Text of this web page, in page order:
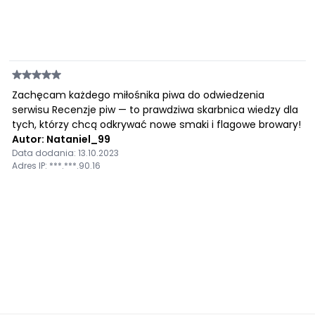
Zachęcam każdego miłośnika piwa do odwiedzenia
serwisu Recenzje piw — to prawdziwa skarbnica wiedzy dla
tych, którzy chcą odkrywać nowe smaki i flagowe browary!
Autor: Nataniel_99
Data dodania: 13.10.2023
Adres IP: ***.***.90.16